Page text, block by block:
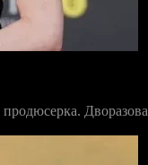
Дворазова